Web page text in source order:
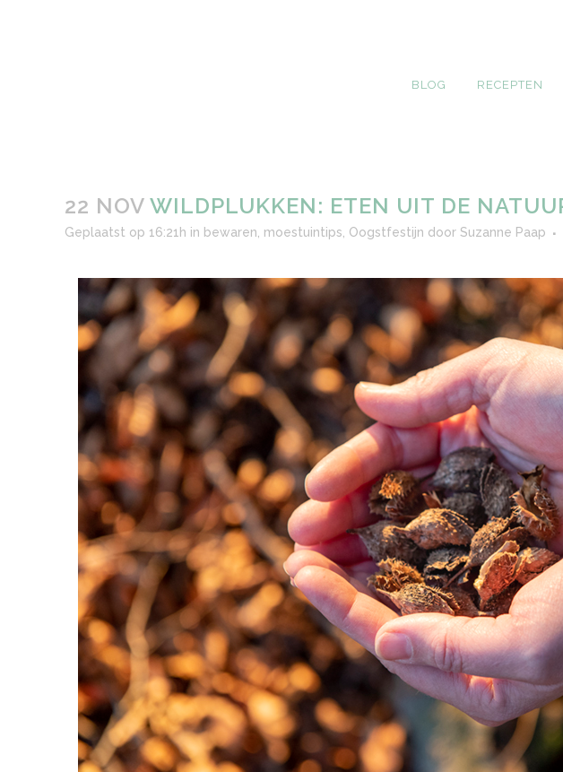
BLOG RECEPTEN
22 NOV WILDPLUKKEN: ETEN UIT DE
Geplaatst op 16:21h in bewaren moestuintips Oogstfestijn door Suzanne Paap